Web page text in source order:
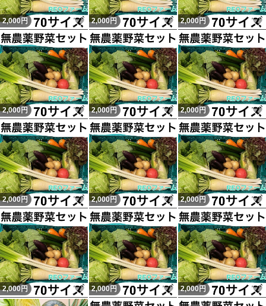
2,000 円 いいね！
2,000 円 いいね！
2,000 円
2,000 円 いいね！
2,000 円 いいね！
2,000 円
2,000 円 いいね！
2,000 円 いいね！
2,000 円
2,000 円 いいね！
2,000 円 いいね！
2,000 円